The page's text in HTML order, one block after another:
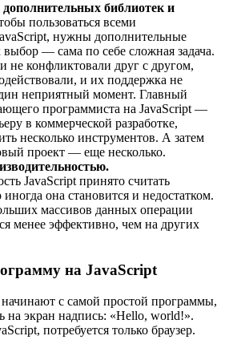
библиотек и
пользоваться всеми
нужны дополнительные
— сама по себе сложная задача.
конфликтовали друг с другом,
и их поддержка не
неприятный момент. Главный
программиста на JavaScript —
в коммерческой разработке,
несколько инструментов. А затем
проект — еще несколько.
JavaScript принято считать
она становится и недостатком.
массивов данных операции
менее эффективно, чем на других
на JavaScript
с самой простой программы,
на экран надпись: «Hello, world!».
потребуется только браузер.